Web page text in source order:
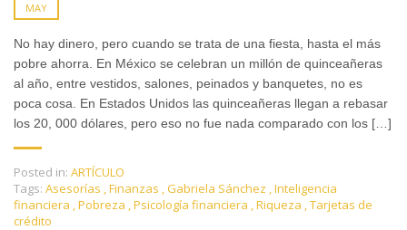
MAY
No hay dinero, pero cuando se trata de una fiesta, hasta el más
pobre ahorra. En México se celebran un millón de quinceañeras
al año, entre vestidos, salones, peinados y banquetes, no es
poca cosa. En Estados Unidos las quinceañeras llegan a rebasar
los 20, 000 dólares, pero eso no fue nada comparado con los […]
Posted in: ARTÍCULO
Tags: Asesorías ,Finanzas ,Gabriela Sánchez ,Inteligencia
financiera ,Pobreza ,Psicología financiera ,Riqueza ,Tarjetas de
crédito